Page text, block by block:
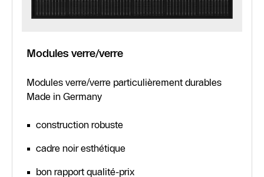
Modules verre/verre
Modules verre/verre particulièrement durables
Made in Germany
construction robuste
cadre noir esthétique
bon rapport qualité-prix